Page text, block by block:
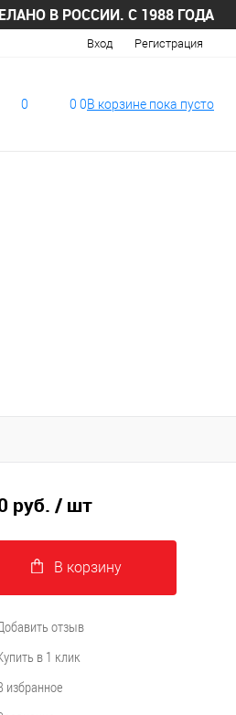
В РОССИИ. С 1988 ГОДА
Вход Регистрация
0 0 0В корзине пока пусто
руб. / шт
В корзину
отзыв
в 1 клик
избранное